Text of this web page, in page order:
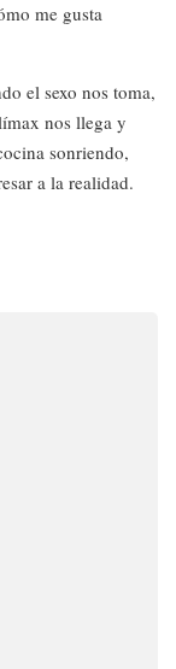
me gusta
el sexo nos toma,
nos llega y
sonriendo,
a la realidad.